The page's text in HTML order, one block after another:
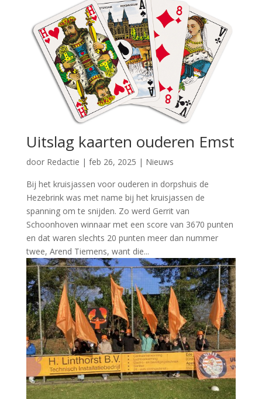
Uitslag kaarten ouderen Emst
door Redactie | feb 26, 2025 | Nieuws
Bij het kruisjassen voor ouderen in dorpshuis de
Hezebrink was met name bij het kruisjassen de
spanning om te snijden. Zo werd Gerrit van
Schoonhoven winnaar met een score van 3670 punten
en dat waren slechts 20 punten meer dan nummer
twee, Arend Tiemens, want die...